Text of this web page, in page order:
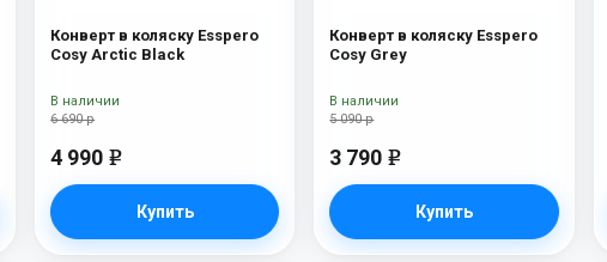
Конверт в коляску Esspero
Cosy Arctic Black
6 690 р
4 990 e
Купить
В наличии
Конверт в коляску Esspero
Cosy Grey
5 090 р
3 790 e
Купить
В наличии